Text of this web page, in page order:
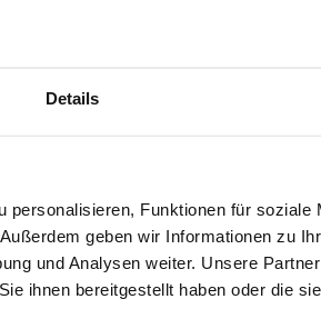
Details
Funktionen für soziale
geben wir Informationen zu
und Analysen weiter. Unsere
ihnen bereitgestellt haben oder die
Abhängig von der Lieferadresse
Rezensionen